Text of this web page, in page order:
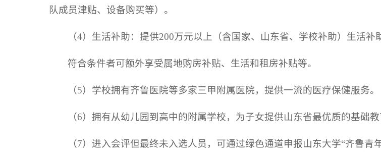
队成员津贴、设备购买等）。
（4）生活补助：提供200万元以上（含国家、山东省、学校补助）生活补
符合条件者可额外享受属地购房补贴、生活和租房补贴等。
（5）学校拥有齐鲁医院等多家三甲附属医院，提供一流的医疗保健服务。
（6）拥有从幼儿园到高中的附属学校，为子女提供山东省最优质的基础教
（7）进入会评但最终未入选人员，可通过绿色通道申报山东大学“齐鲁青